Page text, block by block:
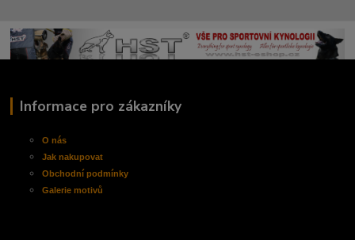
Informace pro zákazníky
O nás
Jak nakupovat
Obchodnípodmínky
Galerie motivů